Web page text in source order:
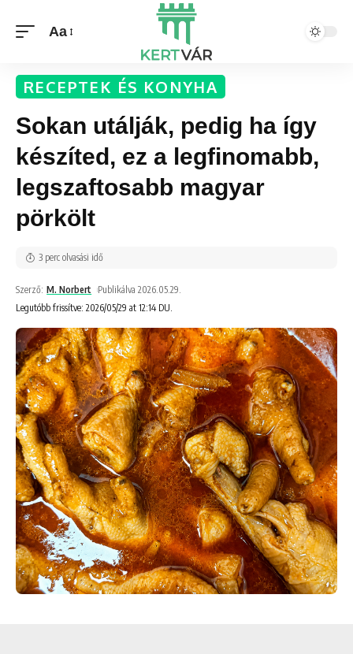
Aa
RECEPTEK ÉS KONYHA
Sokan utálják, pedig ha így
készíted, ez a legfinomabb,
legszaftosabb magyar
pörkölt
Legutóbb frissítve: 2026/05/29 at 12:14 DU.
Szerző: M. Norbert Publikálva 2026.05.29.
3 perc olvasási idő